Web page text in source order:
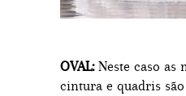
OVAL: Neste caso as
cintura e quadris